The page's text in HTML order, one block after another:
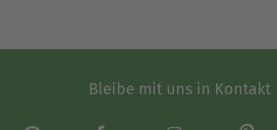
Bleibe mit uns in Kontakt